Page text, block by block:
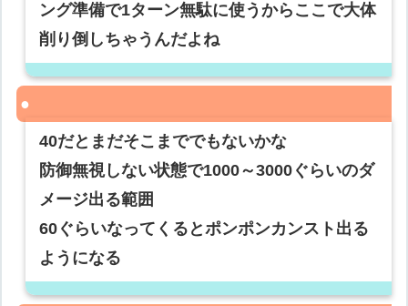
ング準備で1ターン無駄に使うからここで大体
削り倒しちゃうんだよね
40だとまだそこまででもないかな
防御無視しない状態で1000～3000ぐらいのダ
メージ出る範囲
60ぐらいなってくるとポンポンカンスト出る
ようになる